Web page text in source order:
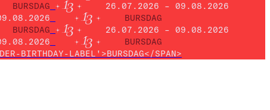
BURSDAG
26.07.2026 – 09.08.2026
BURSDAG
BURSDAG
26.07.2026 – 09.08.2026
BURSDAG
BIRTHDAY-LABEL'>BURSDAG</SPAN>